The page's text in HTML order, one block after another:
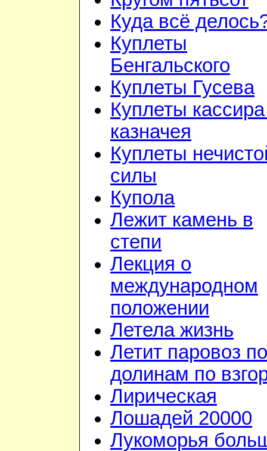
Куда всё
Куплеты
Бенгальского
Куплеты Гусева
Куплеты
казначея
Куплеты
силы
Купола
Лежит камень в
степи
Лекция о
международном
положении
Летела жизнь
Летит паровоз по
долинам по
Лирическая
Лошадей 20000
Лукоморья